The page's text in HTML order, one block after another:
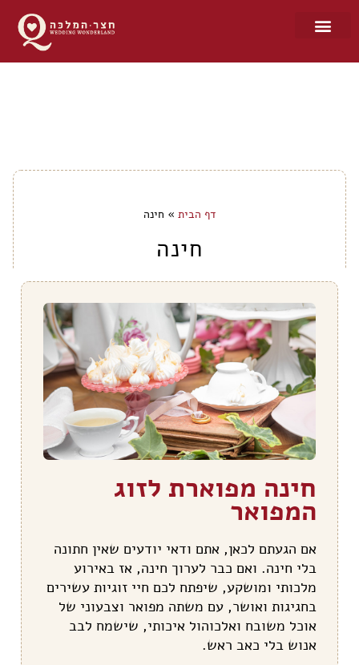
דף הבית » חינה
חינה
חינה מפוארת לזוג
המפואר
אם הגעתם לכאן, אתם ודאי יודעים שאין חתונה
בלי חינה. ואם כבר לערוך חינה, אז באירוע
מלכותי ומושקע, שיפתח לכם חיי זוגיות עשירים
בחגיגות ואושר, עם משתה מפואר וצבעוני של
אוכל משובח ואלכוהול איכותי, שישמח לבב
אנוש בלי כאב ראש.